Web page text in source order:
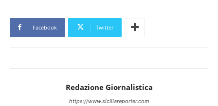
Facebook Twitter
Redazione Giornalistica
https://www.siciliareporter.com